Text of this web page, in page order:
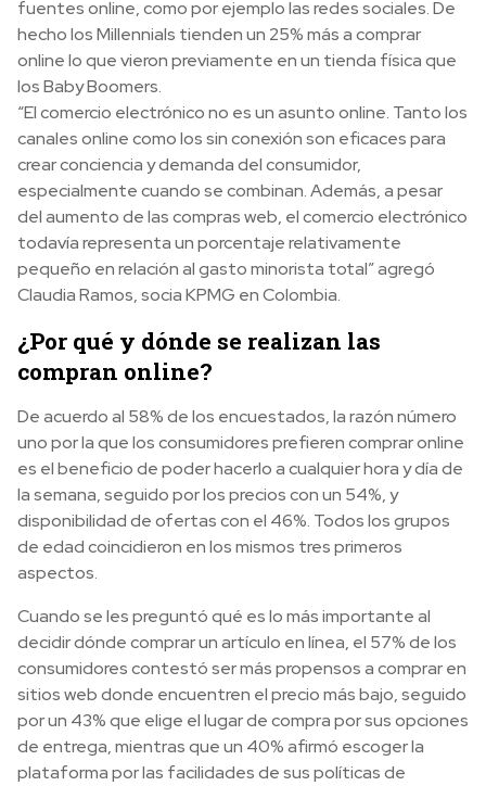
fuentes online, como por ejemplo las redes sociales. De
hecho los Millennials tienden un 25% más a comprar
online lo que vieron previamente en un tienda física que
los Baby Boomers.
“El comercio electrónico no es un asunto online. Tanto los
canales online como los sin conexión son eficaces para
crear conciencia y demanda del consumidor,
especialmente cuando se combinan. Además, a pesar
del aumento de las compras web, el comercio electrónico
todavía representa un porcentaje relativamente
pequeño en relación al gasto minorista total” agregó
Claudia Ramos, socia KPMG en Colombia.
¿Por qué y dónde se realizan las
compran online?
De acuerdo al 58% de los encuestados, la razón número
uno por la que los consumidores prefieren comprar online
es el beneficio de poder hacerlo a cualquier hora y día de
la semana, seguido por los precios con un 54%, y
disponibilidad de ofertas con el 46%. Todos los grupos
de edad coincidieron en los mismos tres primeros
aspectos.
Cuando se les preguntó qué es lo más importante al
decidir dónde comprar un artículo en línea, el 57% de los
consumidores contestó ser más propensos a comprar en
sitios web donde encuentren el precio más bajo, seguido
por un 43% que elige el lugar de compra por sus opciones
de entrega, mientras que un 40% afirmó escoger la
plataforma por las facilidades de sus políticas de